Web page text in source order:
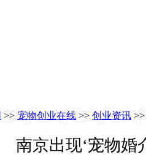
>> 宠物创业在线 >> 创业资讯
南京出现‘宠物婚